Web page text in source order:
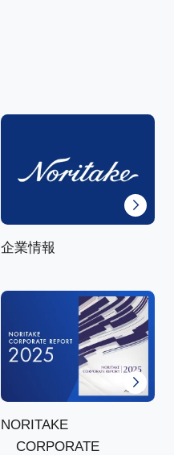
企業情報
NORITAKE
CORPORATE